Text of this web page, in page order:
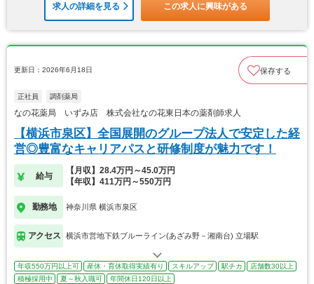
求人の詳細を見る この求人に興味がある
更新日：2026年6月18日 保存する
正社員 調剤薬局
なの花薬局 いずみ店 株式会社なの花東日本の薬剤師求人
【横浜市泉区】全国展開のグループ法人で安定した経
営◎豊富なキャリアパスと研修制度が魅力です！
給与
【月収】28.4万円～45.0万円
【年収】411万円～550万円
勤務地 神奈川県 横浜市泉区
アクセス 横浜市営地下鉄ブルーライン(あざみ野－湘南台) 立場駅
年収550万円以上可 産休・育休取得実績有り スキルアップ 駅チカ
店舗数30以上
積極採用中
夏～秋入職可 年間休日120日以上